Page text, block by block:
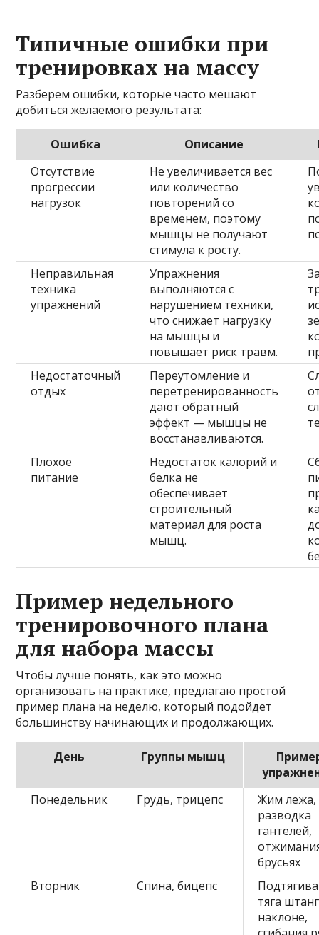
Типичные ошибки при
тренировках на массу
Разберем ошибки, которые часто мешают
добиться желаемого результата:
Ошибка Описание
Отсутствие
прогрессии
нагрузок
Не увеличивается вес
или количество
повторений со
временем, поэтому
мышцы не получают
стимула к росту.
Неправильная
техника
упражнений
Упражнения
выполняются с
нарушением техники,
что снижает нагрузку
на мышцы и
повышает риск травм.
Недостаточный
отдых
Переутомление и
перетренированность
дают обратный
эффект — мышцы не
восстанавливаются.
Плохое
питание
Недостаток калорий и
белка не
обеспечивает
строительный
материал для роста
мышц.
Пример недельного
тренировочного плана
для набора массы
Чтобы лучше понять, как это можно
организовать на практике, предлагаю простой
пример плана на неделю, который подойдет
большинству начинающих и продолжающих.
День Группы мышц
Понедельник
Грудь, трицепс
Жим лежа,
разводка
гантелей,
брусьях
Вторник
Спина, бицепс
тяга
наклоне,